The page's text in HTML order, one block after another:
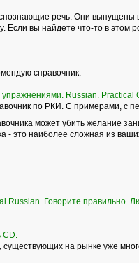
речь. Они выпущены
Если вы найдете что-то в этом
справочник:
Russian. Practical
по РКИ. С примерами, с
может убить желание
это наиболее сложная из
Russian. Говорите правильно.
СD.
на рынке уже